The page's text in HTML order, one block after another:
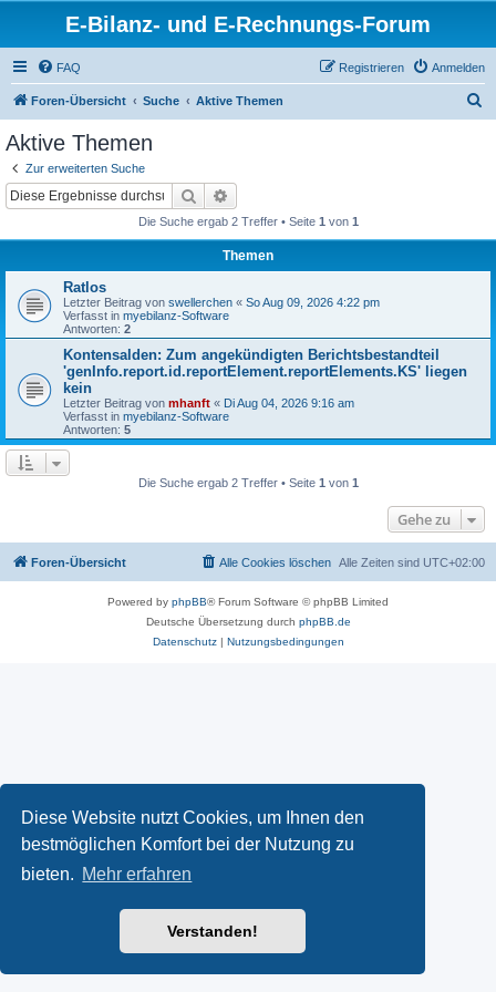
Diese Website nutzt Cookies, um Ihnen den
bestmöglichen Komfort bei der Nutzung zu
bieten. Mehr erfahren
Verstanden!
E-Bilanz- und E-Rechnungs-Forum
FAQ Anmelden
Registrieren
Foren-Übersicht Suche Aktive Themen
Aktive Themen
Zur erweiterten Suche
Suche
Die Suche ergab 2 Treffer • Seite 1 von 1
Themen
Ratlos
Letzter Beitrag von swellerchen « So Aug 09, 2026 4:22 pm
Verfasst in myebilanz-Software
Antworten: 2
Kontensalden: Zum angekündigten Berichtsbestandteil
'genInfo.report.id.reportElement.reportElements.KS' liegen
kein
Letzter Beitrag von mhanft « Di Aug 04, 2026 9:16 am
Verfasst in myebilanz-Software
Antworten: 5
Die Suche ergab 2 Treffer • Seite 1 von 1
Gehe zu
Foren-Übersicht Alle Zeiten sind UTC+02:00
Alle Cookies löschen
Powered by phpBB® Forum Software © phpBB Limited
Deutsche Übersetzung durch phpBB.de
Datenschutz| Nutzungsbedingungen